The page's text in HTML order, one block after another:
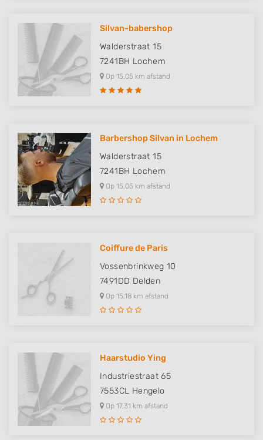
Silvan-babershop
Walderstraat 15
7241BH Lochem
Op 15,05 km afstand
Barbershop Silvan in Lochem
Walderstraat 15
7241BH Lochem
Op 15,05 km afstand
Coiffure de Paris
Vossenbrinkweg 10
7491DD Delden
Op 15,18 km afstand
Haarstudio Ying
Industriestraat 65
7553CL Hengelo
Op 17,31 km afstand